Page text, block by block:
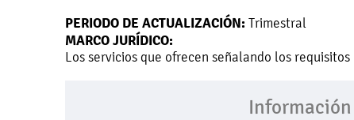
PERIODO DE ACTUALIZACIÓN: Trimestral
MARCO JURÍDICO:
Los servicios que ofrecen señalando los